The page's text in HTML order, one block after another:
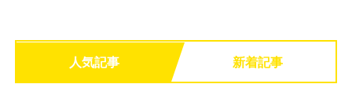
人気記事 新着記事